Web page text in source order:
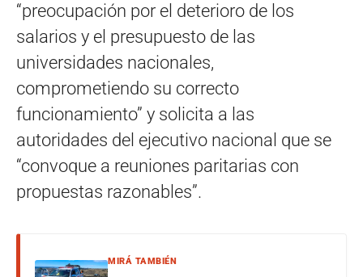
“preocupación por el deterioro de los
salarios y el presupuesto de las
universidades nacionales,
comprometiendo su correcto
funcionamiento” y solicita a las
autoridades del ejecutivo nacional que se
“convoque a reuniones paritarias con
propuestas razonables”.
MIRÁ TAMBIÉN